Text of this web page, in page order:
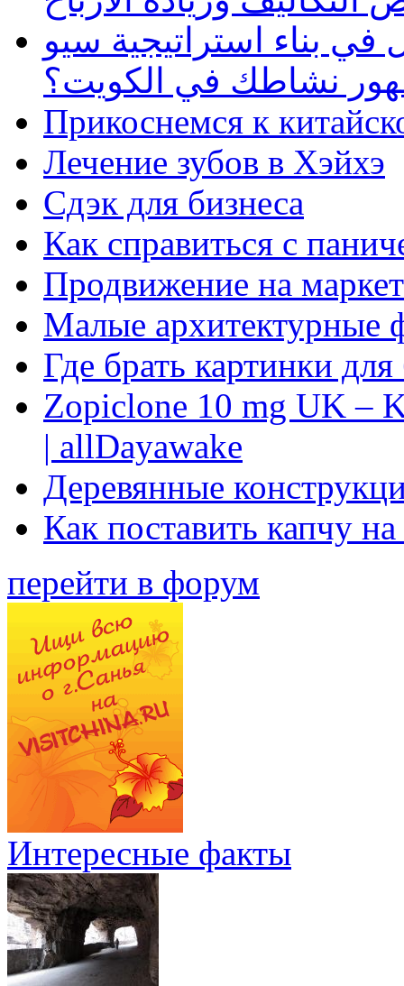
بناء استراتيجية سيو
نشاطك في الكويت؟
Прикоснемся к
Лечение зубов в Хэйхэ
Сдэк для бизнеса
Как справиться с
Продвижение на
Малые архитектурные
Где брать картинки
Zopiclone 10 mg UK –
| allDayawake
Деревянные
Как поставить капчу
перейти в форум
Интересные факты